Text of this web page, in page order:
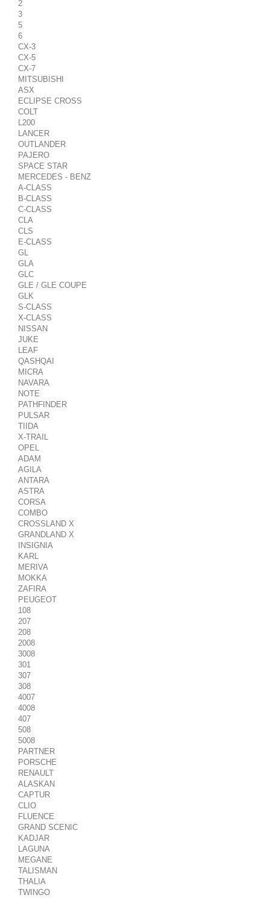
2
3
5
6
CX-3
CX-5
CX-7
MITSUBISHI
ASX
ECLIPSE CROSS
COLT
L200
LANCER
OUTLANDER
PAJERO
SPACE STAR
MERCEDES - BENZ
A-CLASS
B-CLASS
C-CLASS
CLA
CLS
E-CLASS
GL
GLA
GLC
GLE / GLE COUPE
GLK
S-CLASS
X-CLASS
NISSAN
JUKE
LEAF
QASHQAI
MICRA
NAVARA
NOTE
PATHFINDER
PULSAR
TIIDA
X-TRAIL
OPEL
ADAM
AGILA
ANTARA
ASTRA
CORSA
COMBO
CROSSLAND X
GRANDLAND X
INSIGNIA
KARL
MERIVA
MOKKA
ZAFIRA
PEUGEOT
108
207
208
2008
3008
301
307
308
4007
4008
407
508
5008
PARTNER
PORSCHE
RENAULT
ALASKAN
CAPTUR
CLIO
FLUENCE
GRAND SCENIC
KADJAR
LAGUNA
MEGANE
TALISMAN
THALIA
TWINGO